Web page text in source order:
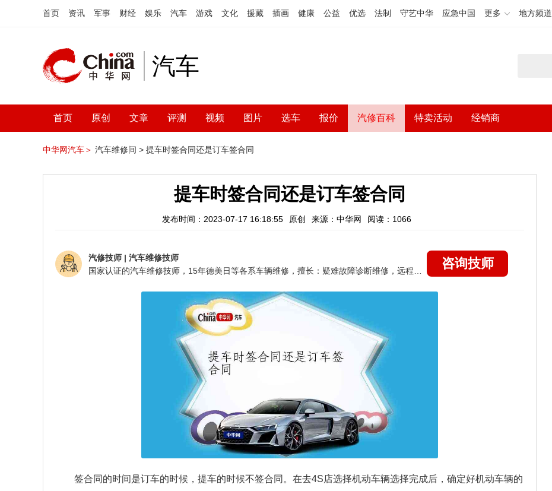
首页 资讯 军事 财经 娱乐 汽车 游戏 文化 援藏 插画 健康 公益 优选 法制 守艺中华 应急中国 更多 地方频道
汽车
首页 原创 文章 评测 视频 图片 选车 报价 汽修百科 特卖活动 经销商
中华网汽车＞ 汽车维修间 > 提车时签合同还是订车签合同
提车时签合同还是订车签合同
发布时间：2023-07-17 16:18:55 原创 来源：中华网 阅读：1066
汽修技师 | 汽车维修技师
咨询技师
签合同的时间是订车的时候，提车的时候不签合同。在去4S店选择机动车辆选择完成后，确定好机动车辆的